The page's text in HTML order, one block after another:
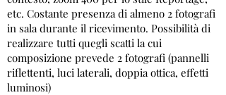
etc. Costante presenza di almeno 2 fotografi
in sala durante il ricevimento. Possibilità di
realizzare tutti quegli scatti la cui
composizione prevede 2 fotografi (pannelli
riflettenti, luci laterali, doppia ottica, effetti
luminosi)